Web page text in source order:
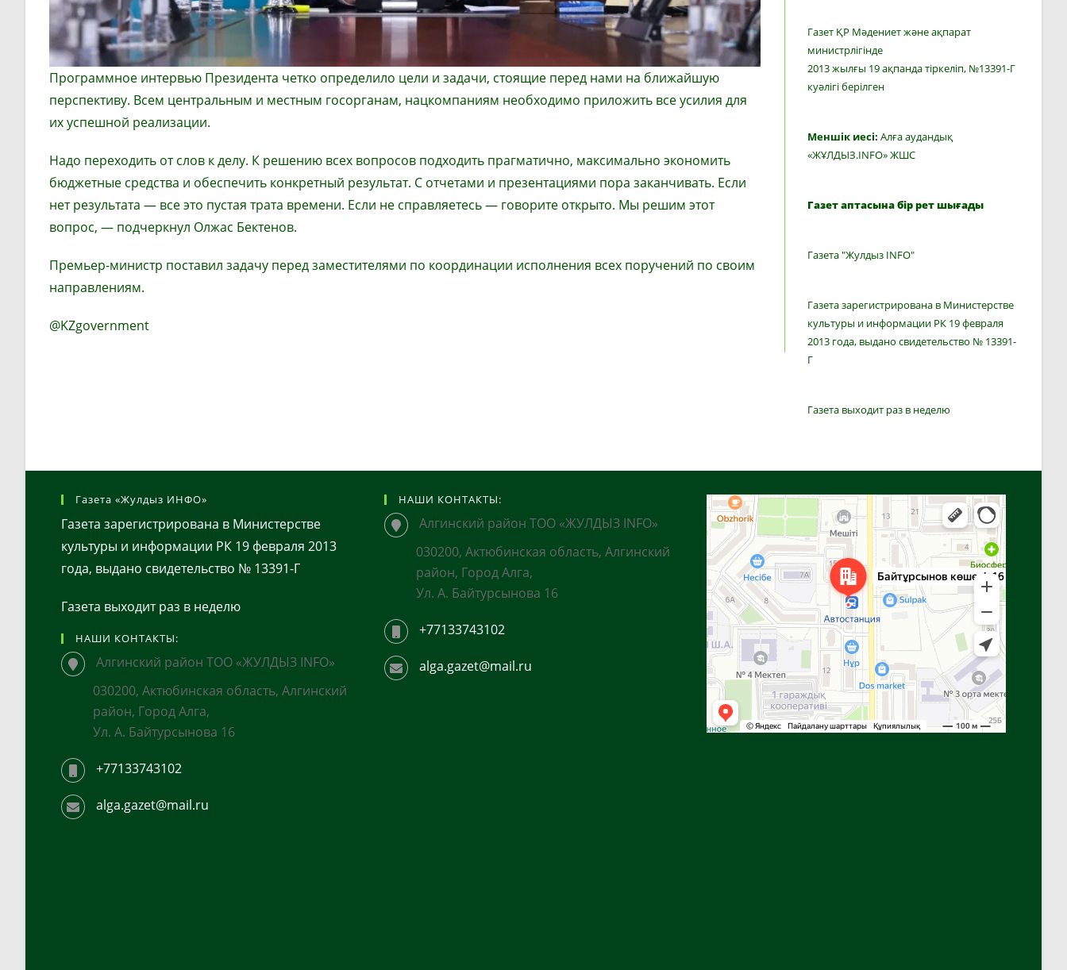
Программное интервью Президента четко определило цели и задачи, стоящие перед нами на ближайшую
перспективу. Всем центральным и местным госорганам, нацкомпаниям необходимо приложить все усилия для
их успешной реализации.
Надо переходить от слов к делу. К решению всех вопросов подходить прагматично, максимально экономить
бюджетные средства и обеспечить конкретный результат. С отчетами и презентациями пора заканчивать. Если
нет результата — все это пустая трата времени. Если не справляетесь — говорите открыто. Мы решим этот
вопрос, — подчеркнул Олжас Бектенов.
Премьер-министр поставил задачу перед заместителями по координации исполнения всех поручений по своим
направлениям.
@KZgovernment
Газет ҚР Мәдениет және ақпарат
министрлігінде
2013 жылғы 19 ақпанда тіркеліп, №13391-Г
куәлігі берілген
Меншік иесі: Алға аудандық
«ЖҰЛДЫЗ.INFO» ЖШС
Газет аптасына бір рет шығады
Газета "Жулдыз INFO"
Газета зарегистрирована в Министерстве
культуры и информации РК 19 февраля
2013 года, выдано свидетельство № 13391-
Г
Газета выходит раз в неделю
Газета «Жулдыз ИНФО»
Газета зарегистрирована в Министерстве
культуры и информации РК 19 февраля 2013
года, выдано свидетельство № 13391-Г
Газета выходит раз в неделю
НАШИ КОНТАКТЫ:
Алгинский район ТОО «ЖУЛДЫЗ INFO»
030200, Актюбинская область, Алгинский
район, Город Алга,
Ул. А. Байтурсынова 16
+77133743102
alga.gazet@mail.ru
НАШИ КОНТАКТЫ:
Алгинский район ТОО «ЖУЛДЫЗ INFO»
030200, Актюбинская область, Алгинский
район, Город Алга,
Ул. А. Байтурсынова 16
+77133743102
alga.gazet@mail.ru
Алга
Улица Байтурсынова, 16 — Яндекс Карты